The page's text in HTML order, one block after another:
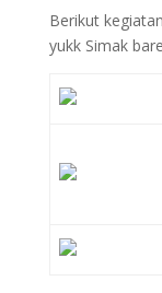
Berikut
yukk Simak